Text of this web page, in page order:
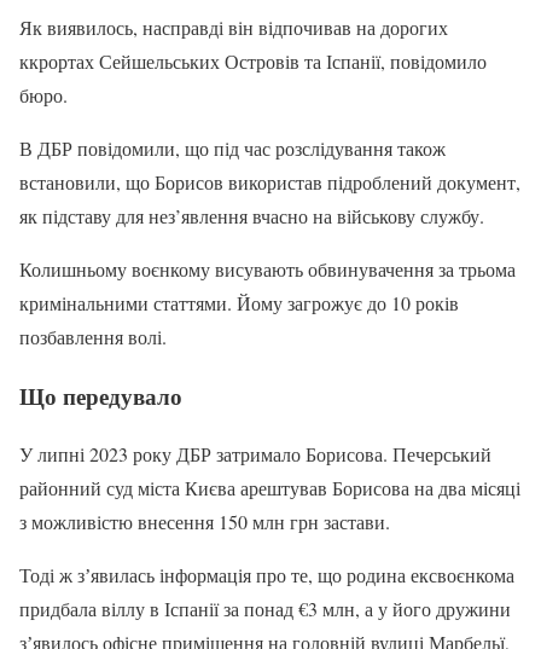
Як виявилось, насправді він відпочивав на дорогих
ккрортах Сейшельських Островів та Іспанії, повідомило
бюро.
В ДБР повідомили, що під час розслідування також
встановили, що Борисов використав підроблений документ,
як підставу для нез’явлення вчасно на військову службу.
Колишньому воєнкому висувають обвинувачення за трьома
кримінальними статтями. Йому загрожує до 10 років
позбавлення волі.
Що передувало
У липні 2023 року ДБР затримало Борисова. Печерський
районний суд міста Києва арештував Борисова на два місяці
з можливістю внесення 150 млн грн застави.
Тоді ж зʼявилась інформація про те, що родина ексвоєнкома
придбала віллу в Іспанії за понад €3 млн, а у його дружини
зʼявилось офісне приміщення на головній вулиці Марбельї,